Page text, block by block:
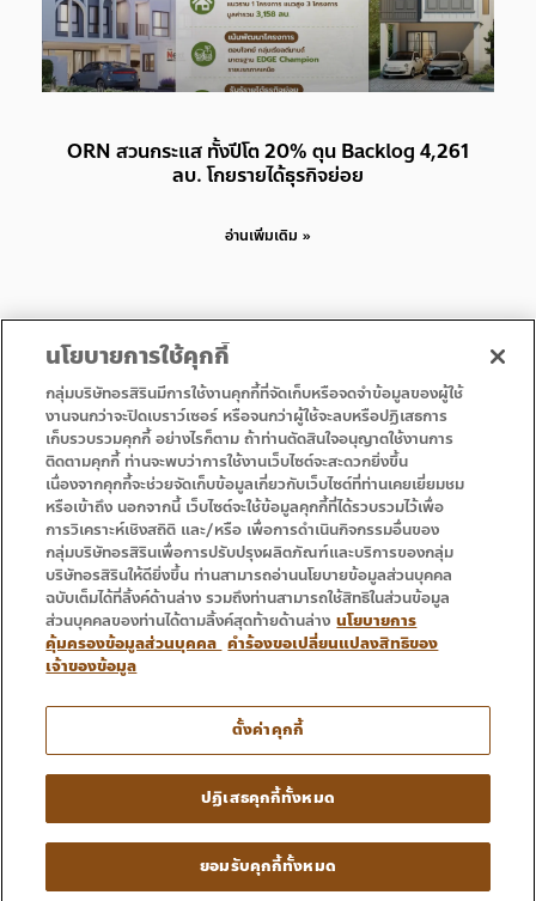
ORN สวนกระแส ทั้งปีโต 20% ตุน Backlog 4,261
ลบ. โกยรายได้ธุรกิจย่อย
อ่านเพิ่มเติม »
• 首页
• 促销
• 服务
• 联系方式
电话 : 053 333 666
Copyright © 2016 – 2024 Ornsirin Group โครงการคุณภาพ
สำหรับคุณ. All Rights Reserved.
• 条款和条件 • 隐私政策
นโยบายการใช้คุกกี้
กลุ่มบริษัทอรสิรินมีการใช้งานคุกกี้ที่จัดเก็บหรือจดจำข้อมูลของผู้ใช้
งานจนกว่าจะปิดเบราว์เซอร์ หรือจนกว่าผู้ใช้จะลบหรือปฏิเสธการ
เก็บรวบรวมคุกกี้ อย่างไรก็ตาม ถ้าท่านตัดสินใจอนุญาตใช้งานการ
ติดตามคุกกี้ ท่านจะพบว่าการใช้งานเว็บไซต์จะสะดวกยิ่งขึ้น
เนื่องจากคุกกี้จะช่วยจัดเก็บข้อมูลเกี่ยวกับเว็บไซต์ที่ท่านเคยเยี่ยมชม
หรือเข้าถึง นอกจากนี้ เว็บไซต์จะใช้ข้อมูลคุกกี้ที่ได้รวบรวมไว้เพื่อ
การวิเคราะห์เชิงสถิติ และ/หรือ เพื่อการดำเนินกิจกรรมอื่นของ
กลุ่มบริษัทอรสิรินเพื่อการปรับปรุงผลิตภัณฑ์และบริการของกลุ่ม
บริษัทอรสิรินให้ดียิ่งขึ้น ท่านสามารถอ่านนโยบายข้อมูลส่วนบุคคล
ฉบับเต็มได้ที่ลิ้งค์ด้านล่าง รวมถึงท่านสามารถใช้สิทธิในส่วนข้อมูล
ส่วนบุคคลของท่านได้ตามลิ้งค์สุดท้ายด้านล่าง นโยบายการ
คุ้มครองข้อมูลส่วนบุคคล คำร้องขอเปลี่ยนแปลงสิทธิของ
เจ้าของข้อมูล
ตั้งค่าคุกกี้
ปฏิเสธคุกกี้ทั้งหมด
ยอมรับคุกกี้ทั้งหมด